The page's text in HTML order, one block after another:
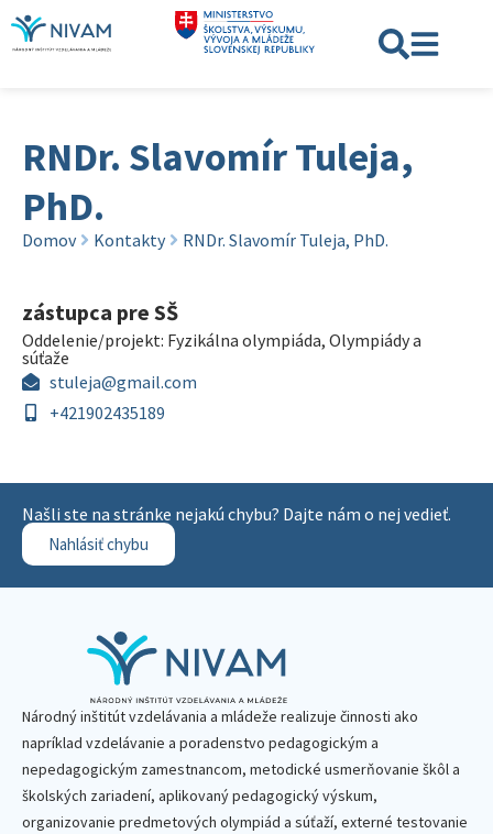
RNDr. Slavomír Tuleja,
PhD.
Domov Kontakty RNDr. Slavomír Tuleja, PhD.
zástupca pre SŠ
Oddelenie/projekt: Fyzikálna olympiáda, Olympiády a
súťaže
stuleja@gmail.com
+421902435189
Našli ste na stránke nejakú chybu? Dajte nám o nej vedieť.
Nahlásiť chybu
Národný inštitút vzdelávania a mládeže realizuje činnosti ako
napríklad vzdelávanie a poradenstvo pedagogickým a
nepedagogickým zamestnancom, metodické usmerňovanie škôl a
školských zariadení, aplikovaný pedagogický výskum,
organizovanie predmetových olympiád a súťaží, externé testovanie